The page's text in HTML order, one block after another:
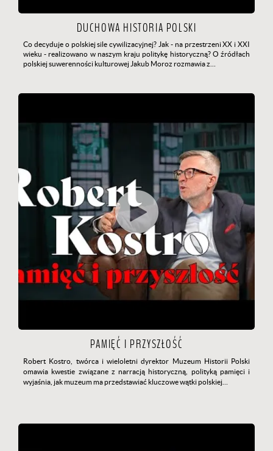
DUCHOWA HISTORIA POLSKI
Co decyduje o polskiej sile cywilizacyjnej? Jak - na przestrzeni XX i XXI
wieku - realizowano w naszym kraju politykę historyczną? O źródłach
polskiej suwerenności kulturowej Jakub Moroz rozmawia z…
PAMIĘĆ I PRZYSZŁOŚĆ
Robert Kostro, twórca i wieloletni dyrektor Muzeum Historii Polski
omawia kwestie związane z narracją historyczną, polityką pamięci i
wyjaśnia, jak muzeum ma przedstawiać kluczowe wątki polskiej…